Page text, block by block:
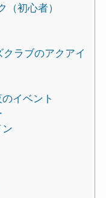
（初心者）
クラブのアクアイ
イベント
ン